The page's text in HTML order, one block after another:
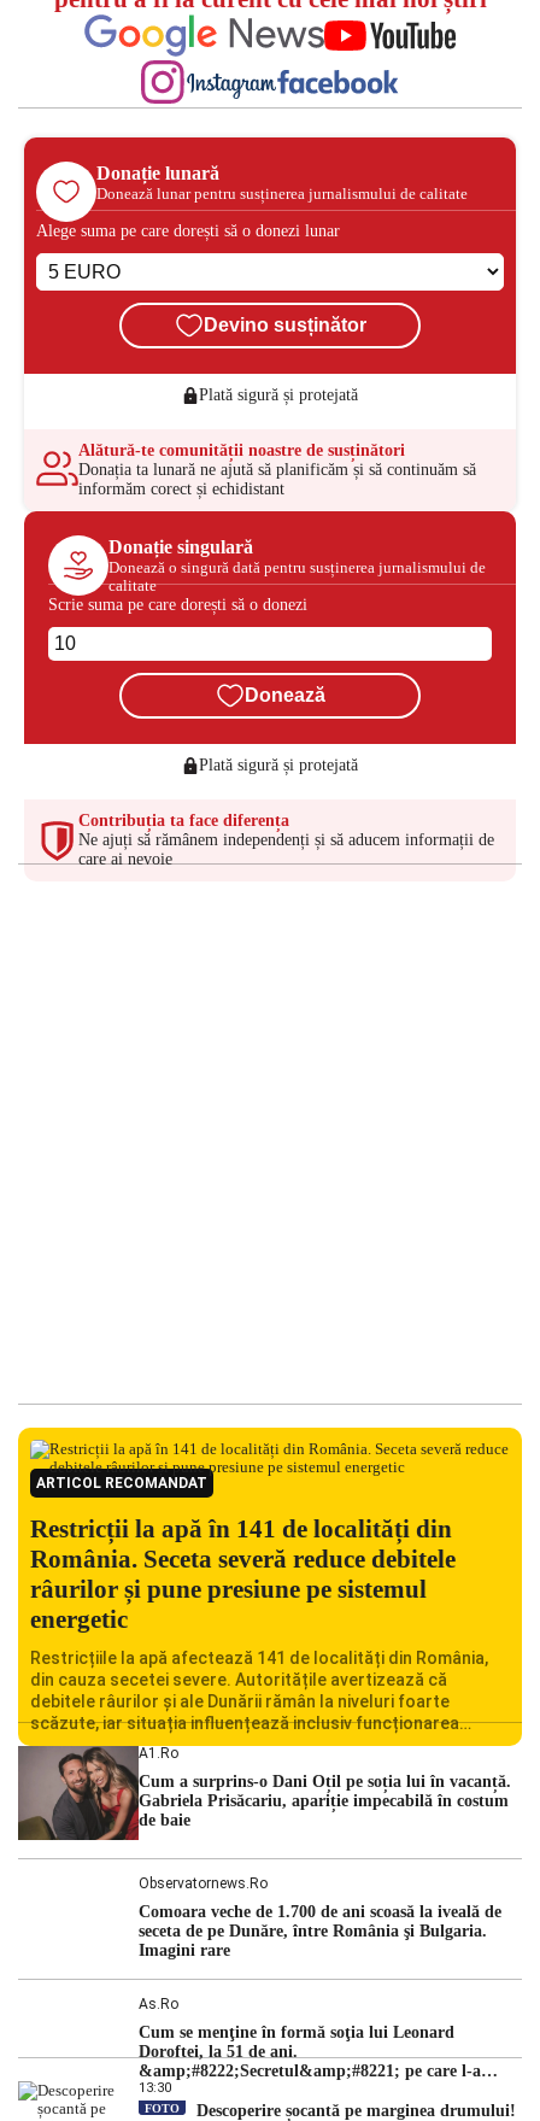
Donație lunară
Donează lunar pentru susținerea jurnalismului de calitate
Alege suma pe care dorești să o donezi lunar
Devino susținător
Plată sigură și protejată
Alătură-te comunității noastre de susținători
Donația ta lunară ne ajută să planificăm și să continuăm să
informăm corect și echidistant
Donație singulară
Donează o singură dată pentru susținerea jurnalismului de
calitate
Scrie suma pe care dorești să o donezi
Donează
Plată sigură și protejată
Contribuția ta face diferența
Ne ajuți să rămânem independenți și să aducem informații de
care ai nevoie
ARTICOL RECOMANDAT
Restricții la apă în 141 de localități din
România. Seceta severă reduce debitele
râurilor și pune presiune pe sistemul
energetic
Restricțiile la apă afectează 141 de localități din România,
din cauza secetei severe. Autoritățile avertizează că
debitele râurilor și ale Dunării rămân la niveluri foarte
scăzute, iar situația influențează inclusiv funcționarea
Centralei Nucleare de la Cernavodă. România se confruntă
cu una dintre cele mai dificile perioade din punct de vedere
hidrologic din ultimii ani. Lipsa […]
A1.ro
Cum a surprins-o Dani Oțil pe soția lui în vacanță.
Gabriela Prisăcariu, apariție impecabilă în costum
de baie
Observatornews.ro
Comoara veche de 1.700 de ani scoasă la iveală de
seceta de pe Dunăre, între România şi Bulgaria.
Imagini rare
As.ro
Cum se menţine în formă soţia lui Leonard
Doroftei, la 51 de ani.
&amp;#8222;Secretul&amp;#8221; pe care l-a
dezvăluit
13:30
FOTO
Descoperire șocantă pe marginea drumului!